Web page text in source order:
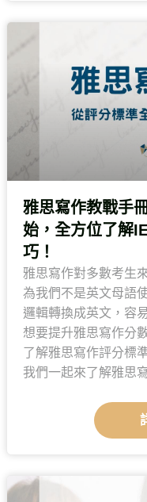
雅思寫作教戰手
始，全方位了解
巧！
雅思寫作對多數考生
為我們不是英文母語
邏輯轉換成英文，容
想要提升雅思寫作分
了解雅思寫作評分標
我們一起來了解雅思